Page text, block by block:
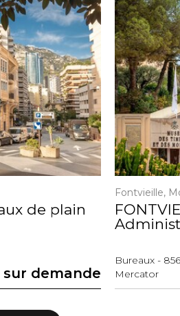
de plain
sur demande
Fontvieille,
Bureaux -
Mercator